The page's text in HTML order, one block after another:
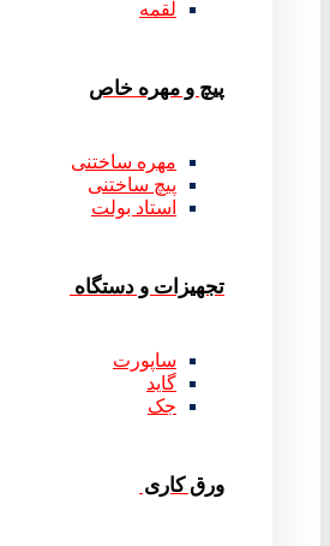
لقمه
پیچ و مهره خاص
مهره ساختنی
پیچ ساختنی
استاد بولت
تجهیزات و دستگاه
ساپورت
گاید
جک
ورق کاری